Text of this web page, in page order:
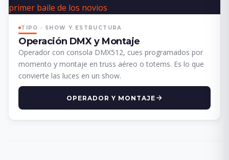
TIPO · SHOW Y ESTRUCTURA
Operación DMX y Montaje
Operador con consola DMX512, cues programados por
momento y montaje en truss aéreo o totems. Es lo que
convierte las luces en un show.
OPERADOR Y MONTAJE